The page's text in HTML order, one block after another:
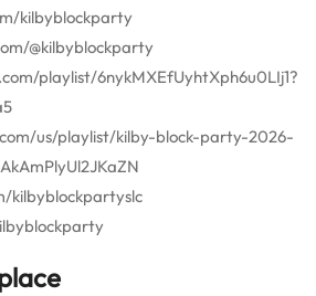
kilbyblockparty
@kilbyblockparty
playlist/6nykMXEfUyhtXph6u0LIj1?
us/playlist/kilby-block-party-2026-
kilbyblockpartyslc